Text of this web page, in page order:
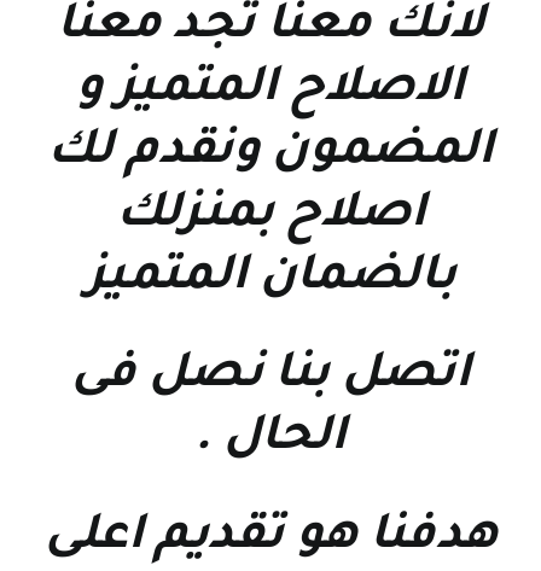
لانك معنا تجد معنا
الاصلاح المتميز و
المضمون ونقدم لك
اصلاح بمنزلك
بالضمان المتميز
اتصل بنا نصل فى
الحال .
هدفنا هو تقديم اعلى